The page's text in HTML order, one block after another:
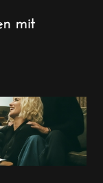
mit